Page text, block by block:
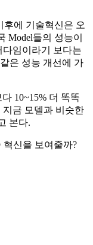
후에 기술혁신은 오
Model들의 성능이
다임이라기 보다는
은 성능 개선에 가
10~15% 더 똑똑
금 모델과 비슷한
본다.
혁신을 보여줄까?